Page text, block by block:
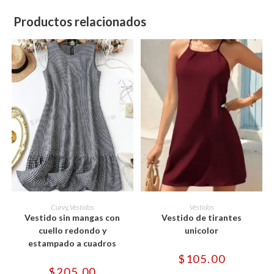
Productos relacionados
SELECCIONAR OPCIONES
Este
producto
tiene
múltiples
variantes.
opciones
elegir
Curvy, Vestidos
Vestido sin mangas con
cuello redondo y
estampado a cuadros
SELECCIONAR OPCIONES
Este
producto
tiene
múltiples
variantes.
se
pueden
Vestidos
Vestido de tirantes
unicolor
$ 105.00